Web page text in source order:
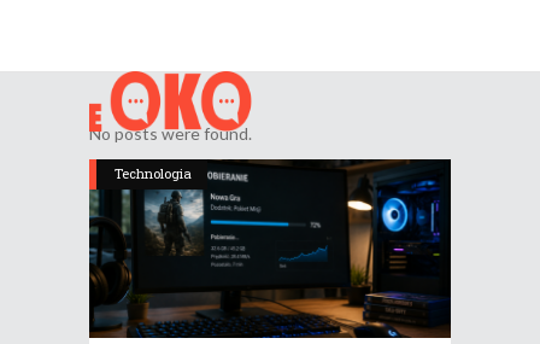
No posts were found.
Technologia